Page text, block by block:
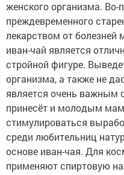
женского организма. Во-
преждевременного
лекарством от болезней
иван-чай является
стройной фигуре.
организма, а также не
является очень важным
принесёт и молодым
стимулироваться
среди любительниц
основе иван-чая. Для
применяют спиртовую